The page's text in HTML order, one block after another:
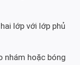
lớp với lớp phủ
nhám hoặc bóng